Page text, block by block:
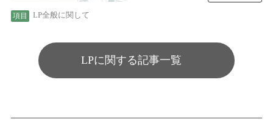
LP全般に関して
LPに関する記事一覧